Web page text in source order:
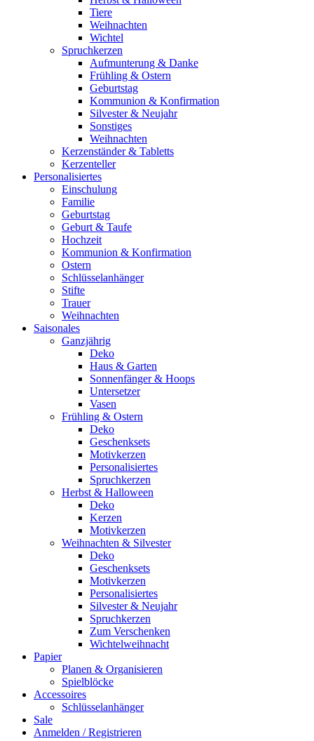
Tiere
Weihnachten
Wichtel
Spruchkerzen
Aufmunterung & Danke
Frühling & Ostern
Geburtstag
Kommunion & Konfirmation
Silvester & Neujahr
Sonstiges
Weihnachten
Kerzenständer & Tabletts
Kerzenteller
Personalisiertes
Einschulung
Familie
Geburtstag
Geburt & Taufe
Hochzeit
Kommunion & Konfirmation
Ostern
Schlüsselanhänger
Stifte
Trauer
Weihnachten
Saisonales
Ganzjährig
Deko
Haus & Garten
Sonnenfänger & Hoops
Untersetzer
Vasen
Frühling & Ostern
Deko
Geschenksets
Motivkerzen
Personalisiertes
Spruchkerzen
Herbst & Halloween
Deko
Kerzen
Motivkerzen
Weihnachten & Silvester
Deko
Geschenksets
Motivkerzen
Personalisiertes
Silvester & Neujahr
Spruchkerzen
Zum Verschenken
Wichtelweihnacht
Papier
Planen & Organisieren
Spielblöcke
Accessoires
Schlüsselanhänger
Sale
Anmelden / Registrieren